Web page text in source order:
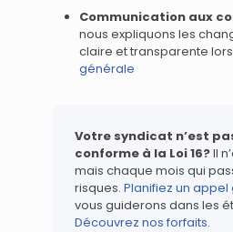
Communication aux
nous expliquons les
claire et transparente lors
générale
Votre syndicat n’est
conforme à la Loi 16?Il
mais chaque mois qui
risques. Planifiez un appel
vous guiderons dans les
Découvrez nos forfaits.